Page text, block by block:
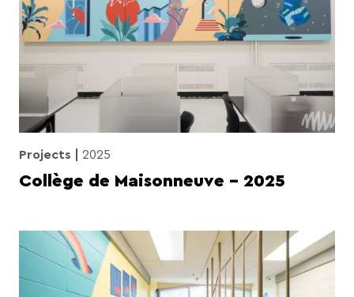
Projects 2025
Collège de Maisonneuve – 2025